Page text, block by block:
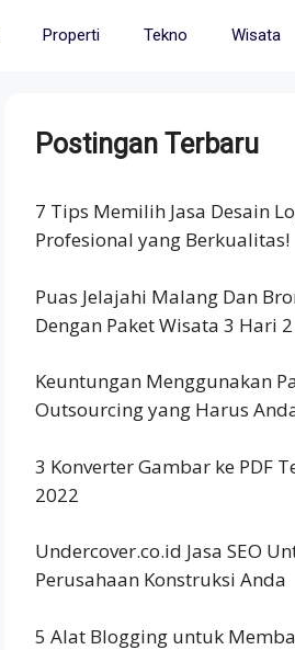
Properti Tekno Wisata
Postingan Terbaru
7 Tips Memilih Jasa Desain
Profesional yang Berkualitas!
Puas Jelajahi Malang Dan
Dengan Paket Wisata 3 Hari
Keuntungan Menggunakan
Outsourcing yang Harus
3 Konverter Gambar ke PDF
2022
Undercover.co.id Jasa SEO
Perusahaan Konstruksi Anda
5 Alat Blogging untuk